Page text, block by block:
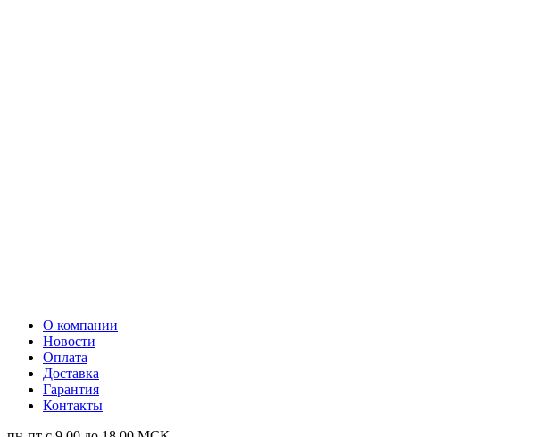
О компании
Новости
Оплата
Доставка
Гарантия
Контакты